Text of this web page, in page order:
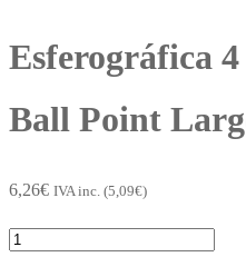
Esferográfica
Ball Point
6,26€ IVA inc. (5,09€)
Quantidade